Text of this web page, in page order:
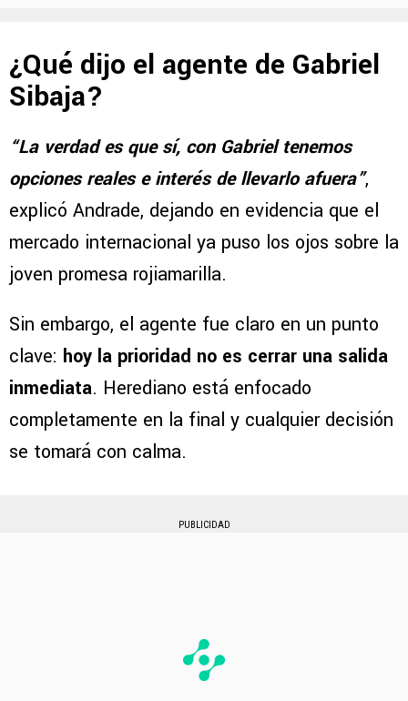
¿Qué dijo el agente de Gabriel
Sibaja?
“La verdad es que sí, con Gabriel tenemos
opciones reales e interés de llevarlo afuera”,
explicó Andrade, dejando en evidencia que el
mercado internacional ya puso los ojos sobre la
joven promesa rojiamarilla.
Sin embargo, el agente fue claro en un punto
clave: hoy la prioridad no es cerrar una salida
inmediata. Herediano está enfocado
completamente en la final y cualquier decisión
se tomará con calma.
PUBLICIDAD